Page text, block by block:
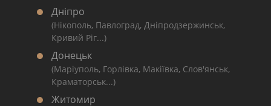
Дніпро
(Нікополь, Павлоград, Дніпродзержинськ,
Кривий Ріг...)
Донецьк
(Маріуполь, Горлівка, Макіївка, Слов'янськ,
Краматорськ...)
Житомир